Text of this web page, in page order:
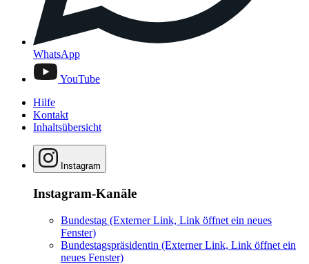
WhatsApp
YouTube
Hilfe
Kontakt
Inhaltsübersicht
Instagram
Instagram-Kanäle
Bundestag (Externer Link, Link öffnet ein neues
Fenster)
Bundestagspräsidentin (Externer Link, Link öffnet ein
neues Fenster)